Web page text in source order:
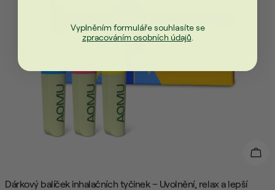
Dárkový balíček inhalačních tyčinek – Uvolnění, relax a lepší
Vyplněním formuláře souhlasíte se
zpracováním osobních údajů